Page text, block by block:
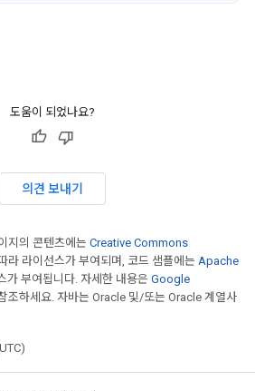
도움이 되었나요?
의견 보내기
지의 콘텐츠에는 Creative Commons
라 라이선스가 부여되며, 코드 샘플에는 Apache
가 부여됩니다. 자세한 내용은 Google
조하세요. 자바는 Oracle 및/또는 Oracle 계열사